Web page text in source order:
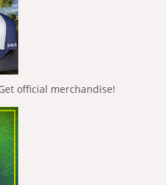
official merchandise!